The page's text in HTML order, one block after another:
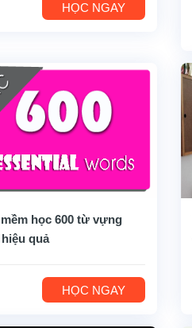
HỌC NGAY
học 600 từ vựng
quả
HỌC NGAY